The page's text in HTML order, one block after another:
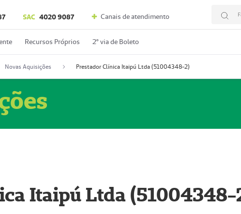
SAC 4020 9087 Canais de atendimento
Recursos Próprios 2º via de Boleto
Novas Aquisições Prestador Clínica Itaipú Ltda (51004348-2)
Itaipú Ltda (51004348-